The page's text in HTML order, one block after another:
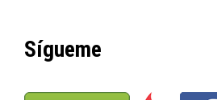
Sígueme